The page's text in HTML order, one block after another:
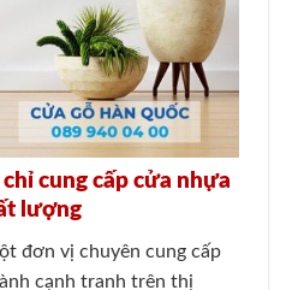
cung cấp cửa nhựa
lượng
đơn vị chuyên cung cấp
cạnh tranh trên thị